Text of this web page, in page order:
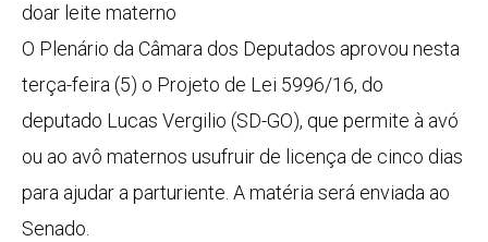
doar leite materno
O Plenário da Câmara dos Deputados aprovou nesta
terça-feira (5) o Projeto de Lei 5996/16, do
deputado Lucas Vergilio (SD-GO), que permite à avó
ou ao avô maternos usufruir de licença de cinco dias
para ajudar a parturiente. A matéria será enviada ao
Senado.